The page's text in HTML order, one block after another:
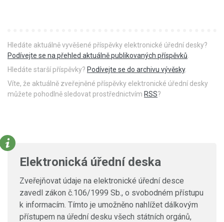
Hledáte aktuálně vyvěšené příspěvky elektronické úřední desky?
Podívejte se na přehled aktuálně publikovaných příspěvků
Hledáte starší příspěvky? Podívejte se do archivu vývěsky.
Víte, že aktuálně zveřejněné příspěvky elektronické úřední desky
můžete pohodlně sledovat prostřednictvím RSS?
Elektronická úřední deska
Zveřejňovat údaje na elektronické úřední desce
zavedl zákon č.106/1999 Sb., o svobodném přístupu
k informacím. Tímto je umožněno nahlížet dálkovým
přístupem na úřední desku všech státních orgánů,